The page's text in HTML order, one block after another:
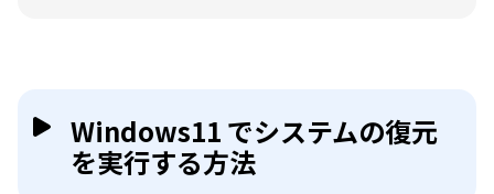
Windows11 でシステムの復元
を実行する方法